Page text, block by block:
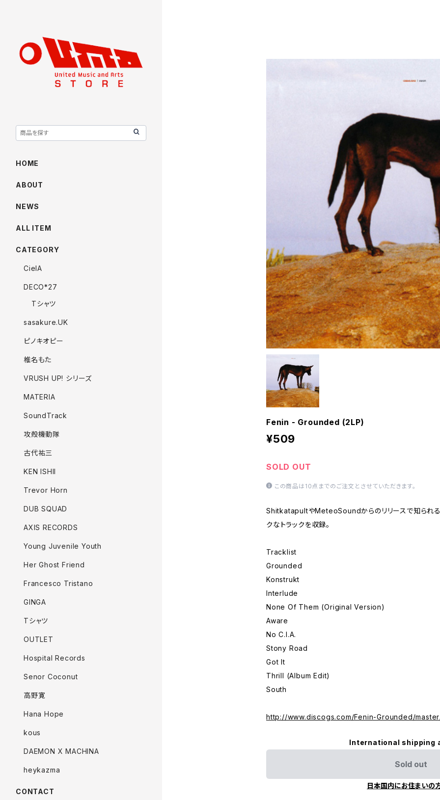
Fenin - Grounded (2LP)
¥509
SOLD OUT
この商品は10点までのご注文とさせていただきます。
ShitkatapultやMeteoSoundからのリリースで知られる
クなトラックを収録。
Tracklist
Grounded
Konstrukt
Interlude
None Of Them (Original Version)
Aware
No C.I.A.
Stony Road
Got It
Thrill (Album Edit)
South
http://www.discogs.com/Fenin-Grounded/
International shipping
Sold out
日本国内にお住まいの
HOME
ABOUT
NEWS
ALL ITEM
CATEGORY
CielA
DECO*27
Tシャツ
sasakure.UK
ピノキオピー
椎名もた
VRUSH UP! シリーズ
MATERIA
SoundTrack
攻殻機動隊
古代祐三
KEN ISHII
Trevor Horn
DUB SQUAD
AXIS RECORDS
Young Juvenile Youth
Her Ghost Friend
Francesco Tristano
GINGA
Tシャツ
OUTLET
Hospital Records
Senor Coconut
高野寛
Hana Hope
kous
DAEMON X MACHINA
heykazma
CONTACT